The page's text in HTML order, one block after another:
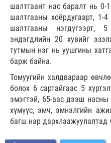
шалтгаант нас баралт нь 0-
шалтгааны хоёрдугаарт, 1-
шалтгааны нэгдүгээрт,
эндэгдлийн 20 хувийг
тутмын нэг нь уушгины
барж байна.
Томуугийн халдвараар
болох 6 сартайгаас 5
эмэгтэй, 65-аас дээш насны
хүмүүс, эмч, эмнэлгийн
багш нар дархлаажуулалтад